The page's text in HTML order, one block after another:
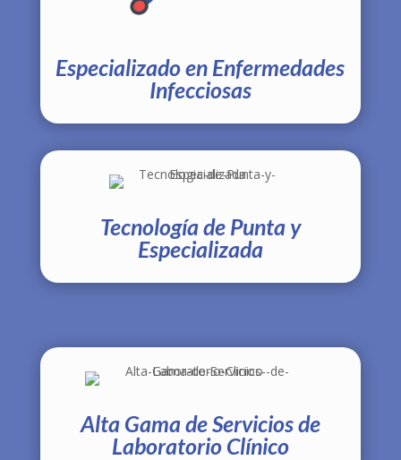
Especializado en Enfermedades
Infecciosas
Tecnología de Punta y
Especializada
Alta Gama de Servicios de
Laboratorio Clínico